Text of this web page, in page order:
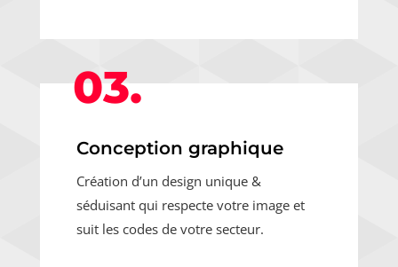
03.
Conception graphique
Création d’un design unique &
séduisant qui respecte votre image et
suit les codes de votre secteur.